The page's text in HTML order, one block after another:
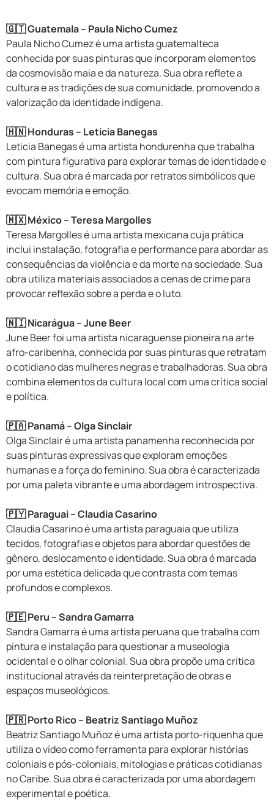
🇬🇹 Guatemala – Paula Nicho Cumez
Paula Nicho Cumez é uma artista guatemalteca
conhecida por suas pinturas que incorporam elementos
da cosmovisão maia e da natureza. Sua obra reflete a
cultura e as tradições de sua comunidade, promovendo a
valorização da identidade indígena.
🇭🇳 Honduras – Leticia Banegas
Leticia Banegas é uma artista hondurenha que trabalha
com pintura figurativa para explorar temas de identidade e
cultura. Sua obra é marcada por retratos simbólicos que
evocam memória e emoção.
🇲🇽 México – Teresa Margolles
Teresa Margolles é uma artista mexicana cuja prática
inclui instalação, fotografia e performance para abordar as
consequências da violência e da morte na sociedade. Sua
obra utiliza materiais associados a cenas de crime para
provocar reflexão sobre a perda e o luto.
🇳🇮 Nicarágua – June Beer
June Beer foi uma artista nicaraguense pioneira na arte
afro-caribenha, conhecida por suas pinturas que retratam
o cotidiano das mulheres negras e trabalhadoras. Sua obra
combina elementos da cultura local com uma crítica social
e política.
🇵🇦 Panamá – Olga Sinclair
Olga Sinclair é uma artista panamenha reconhecida por
suas pinturas expressivas que exploram emoções
humanas e a força do feminino. Sua obra é caracterizada
por uma paleta vibrante e uma abordagem introspectiva.
🇵🇾 Paraguai – Claudia Casarino
Claudia Casarino é uma artista paraguaia que utiliza
tecidos, fotografias e objetos para abordar questões de
gênero, deslocamento e identidade. Sua obra é marcada
por uma estética delicada que contrasta com temas
profundos e complexos.
🇵🇪 Peru – Sandra Gamarra
Sandra Gamarra é uma artista peruana que trabalha com
pintura e instalação para questionar a museologia
ocidental e o olhar colonial. Sua obra propõe uma crítica
institucional através da reinterpretação de obras e
espaços museológicos.
🇵🇷 Porto Rico – Beatriz Santiago Muñoz
Beatriz Santiago Muñoz é uma artista porto-riquenha que
utiliza o vídeo como ferramenta para explorar histórias
coloniais e pós-coloniais, mitologias e práticas cotidianas
no Caribe. Sua obra é caracterizada por uma abordagem
experimental e poética.